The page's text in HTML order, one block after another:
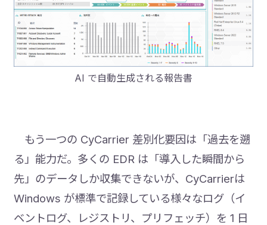
AI で自動生成される報告書
もう一つの CyCarrier 差別化要因は「過去を遡
る」能力だ。多くの EDR は「導入した瞬間から
先」のデータしか収集できないが、CyCarrierは
Windows が標準で記録している様々なログ（イ
ベントログ、レジストリ、プリフェッチ）を 1 日